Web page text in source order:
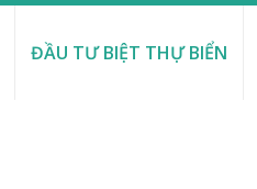
ĐẦU TƯ BIỆT THỰ BIỂN